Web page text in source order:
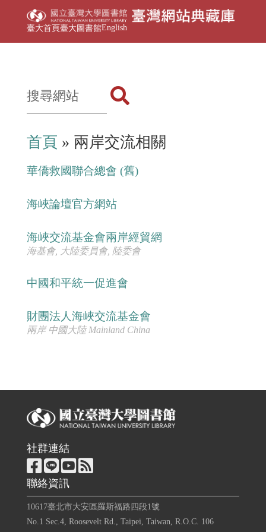
臺大首頁臺大圖書館English
首頁 » 兩岸交流相關
華僑救國聯合總會 (舊)
海峽論壇官方網站
海峽交流基金會兩岸經貿網
海基會, 大陸委員會, 陸委會
中國和平統一促進會
財團法人海峽交流基金會
兩岸 中國大陸 Mainland China
社群連結
聯絡資訊
10617臺北市大安區羅斯福路四段1號
No.1 Sec.4, Roosevelt Rd., Taipei, Taiwan, R.O.C. 106